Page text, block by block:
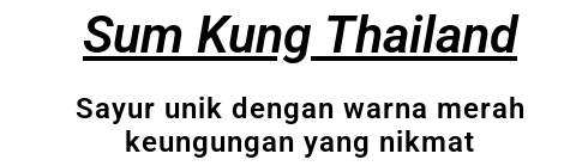
Sum Kung Thailand
Sayur unik dengan warna merah
keungungan yang nikmat